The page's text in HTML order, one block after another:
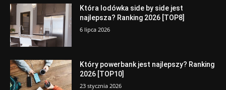
Która lodówka side by side jest
najlepsza? Ranking 2026 [TOP8]
6 lipca 2026
Który powerbank jest najlepszy? Ranking
2026 [TOP10]
23 stycznia 2026